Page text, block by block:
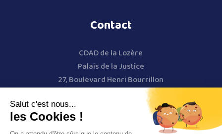
Salut c'est nous...
les Cookies !
Contact
CDAD de la Lozère
Palais de la Justice
27, Boulevard Henri Bourrillon
04 66 65 28 11
07 87 38 43 40
cdad-lozere@justice.fr